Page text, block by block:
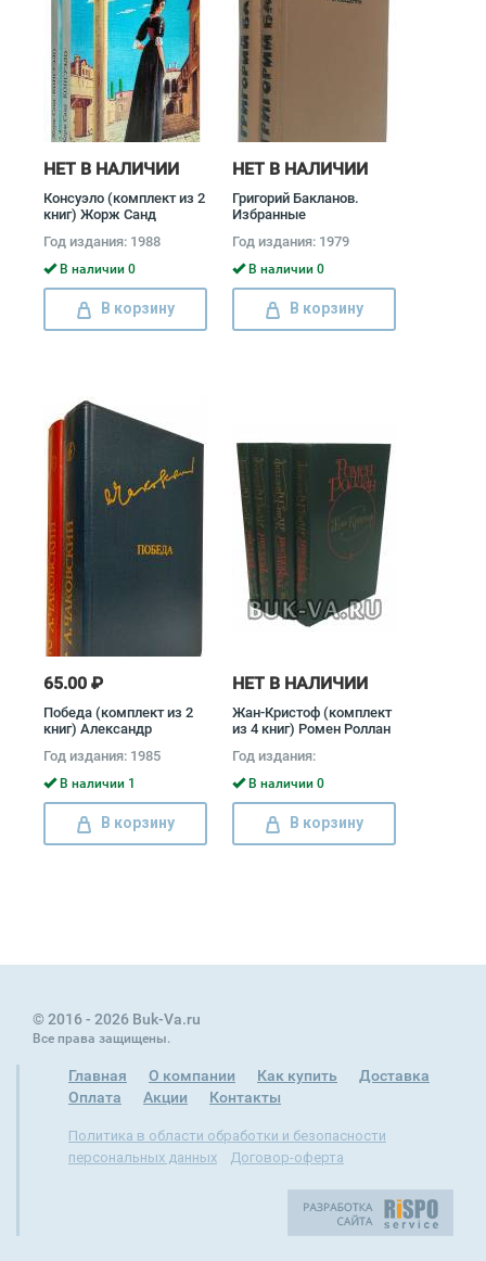
НЕТ В НАЛИЧИИ
Консуэло (комплект из 2
книг) Жорж Санд
Год издания: 1988
В наличии 0
В корзину
НЕТ В НАЛИЧИИ
Григорий Бакланов.
Избранные
из 2 книг) Григорий
Бакланов
Год издания: 1979
В наличии 0
В корзину
65.00 ₽
Победа (комплект из 2
книг) Александр
Год издания: 1985
В наличии 1
В корзину
НЕТ В НАЛИЧИИ
Жан-Кристоф (комплект
из 4 книг) Ромен Роллан
Год издания:
В наличии 0
В корзину
© 2016 - 2026 Buk-Va.ru
Все права защищены.
Главная О компании Как купить
Доставка
Оплата
Акции Контакты
Политика в области обработки и безопасности
персональных данных
Договор-оферта